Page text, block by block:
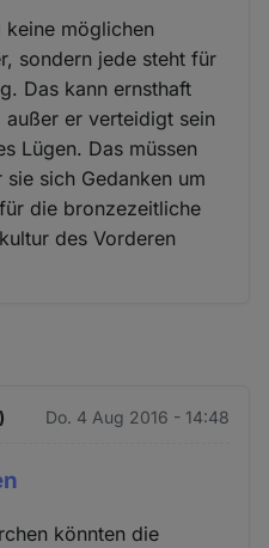
keine möglichen
sondern jede steht für
Das kann ernsthaft
er verteidigt sein
Lügen. Das müssen
sich Gedanken um
die bronzezeitliche
des Vorderen
Do. 4 Aug 2016 - 14:48
könnten die